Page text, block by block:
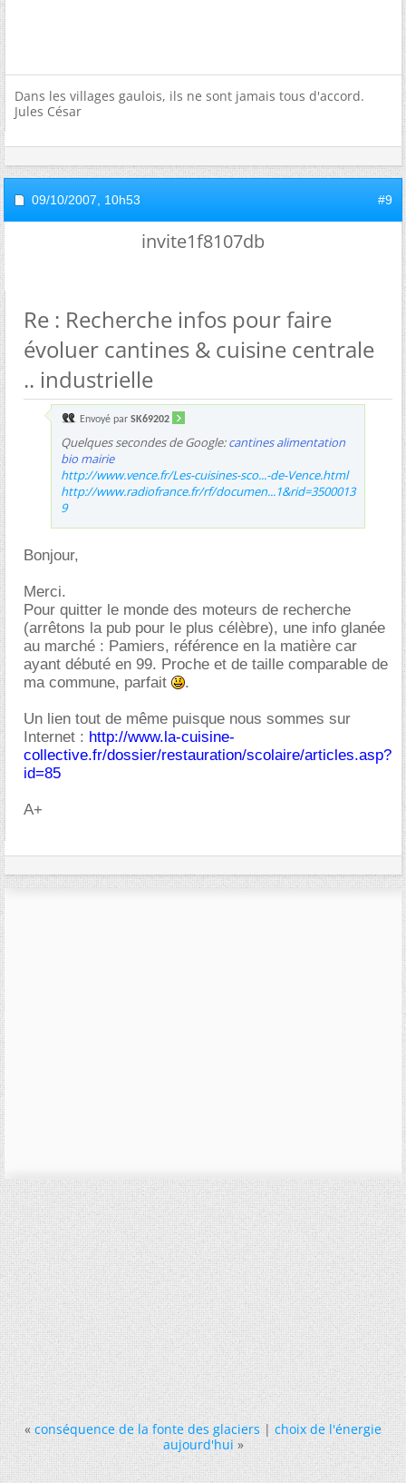
Dans les villages gaulois, ils ne sont jamais tous d'accord.
Jules César
09/10/2007, 10h53 #9
invite1f8107db
Re : Recherche infos pour faire
évoluer cantines & cuisine centrale
.. industrielle
Envoyé par SK69202
Quelques secondes de Google:cantines alimentation
bio mairie
http://www.vence.fr/Les-cuisines-sco...-de-Vence.html
http://www.radiofrance.fr/rf/documen...1&rid=3500013
9
Bonjour,
Merci.
Pour quitter le monde des moteurs de recherche
(arrêtons la pub pour le plus célèbre), une info glanée
au marché : Pamiers, référence en la matière car
ayant débuté en 99. Proche et de taille comparable de
ma commune, parfait
.
Un lien tout de même puisque nous sommes sur
Internet : http://www.la-cuisine-
collective.fr/dossier/restauration/scolaire/articles.asp?
id=85
A+
« conséquence de la fonte des glaciers|choix de l'énergie
aujourd'hui »